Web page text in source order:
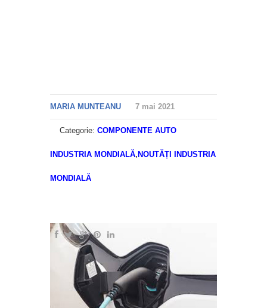
MARIA MUNTEANU 7 mai 2021
Categorie: COMPONENTE AUTO
INDUSTRIA MONDIALĂ, NOUTĂȚI INDUSTRIA
MONDIALĂ